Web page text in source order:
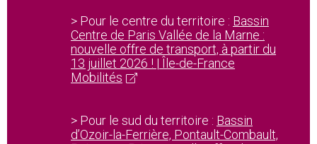
> Pour le centre du territoire : Bassin
Centre de Paris Vallée de la Marne :
nouvelle offre de transport, à partir du
13 juillet 2026 ! | Île-de-France
Mobilités
> Pour le sud du territoire : Bassin
d’Ozoir-la-Ferrière, Pontault-Combault,